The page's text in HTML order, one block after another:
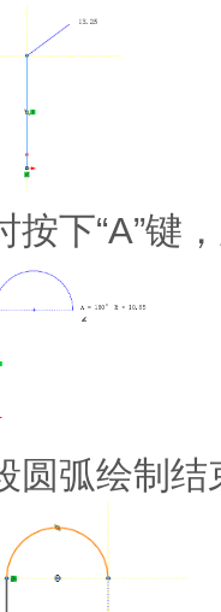
按下“A”键
圆弧绘制